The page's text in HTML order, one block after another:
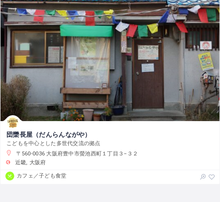
団欒長屋（だんらんながや）
こどもを中心とした多世代交流の拠点
〒560-0036 大阪府豊中市螢池西町１丁目３−３２
近畿 大阪府
カフェ／子ども食堂